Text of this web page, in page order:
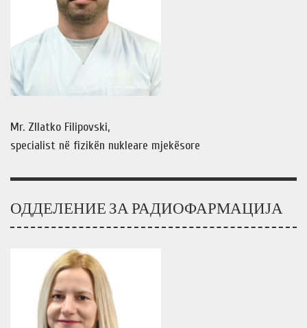
Mr. Zllatko Filipovski,
specialist në fizikën nukleare mjekësore
ОДДЕЛЕНИЕ ЗА РАДИОФАРМАЦИЈА